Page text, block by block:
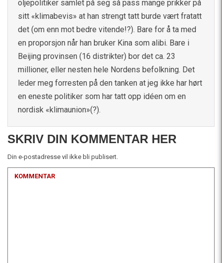
oljepolitiker samlet på seg så pass mange prikker på
sitt «klimabevis» at han strengt tatt burde vært fratatt
det (om enn mot bedre vitende!?). Bare for å ta med
en proporsjon når han bruker Kina som alibi. Bare i
Beijing provinsen (16 distrikter) bor det ca. 23
millioner, eller nesten hele Nordens befolkning. Det
leder meg forresten på den tanken at jeg ikke har hørt
en eneste politiker som har tatt opp idéen om en
nordisk «klimaunion»(?).
SKRIV DIN KOMMENTAR HER
Din e-postadresse vil ikke bli publisert.
KOMMENTAR